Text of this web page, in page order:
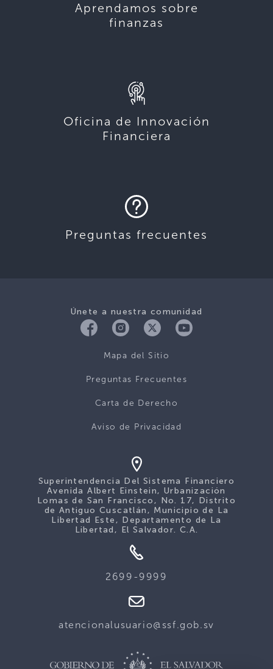
Aprendamos sobre
finanzas
Oficina de Innovación
Financiera
Preguntas frecuentes
Únete a nuestra comunidad
Mapa del Sitio
Preguntas Frecuentes
Carta de Derecho
Aviso de Privacidad
Superintendencia Del Sistema Financiero
Avenida Albert Einstein, Urbanización
Lomas de San Francisco, No. 17, Distrito
de Antiguo Cuscatlán, Municipio de La
Libertad Este, Departamento de La
Libertad, El Salvador. C.A.
2699-9999
atencionalusuario@ssf.gob.sv